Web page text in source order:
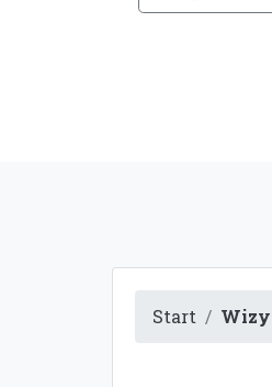
Start